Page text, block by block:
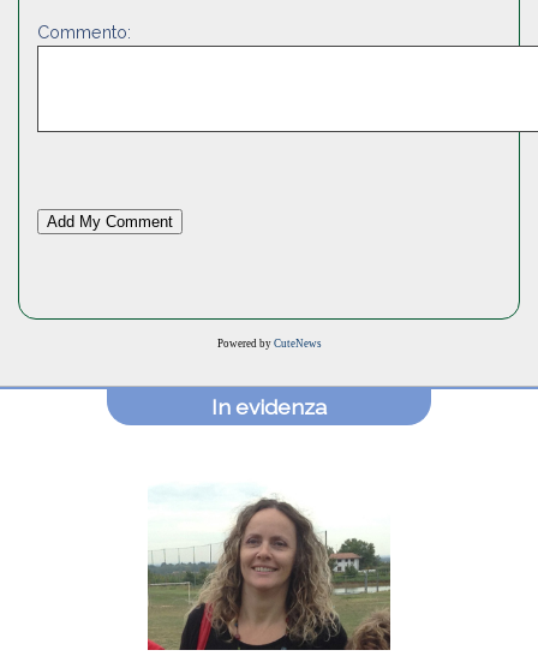
Commento:
Powered by CuteNews
In evidenza